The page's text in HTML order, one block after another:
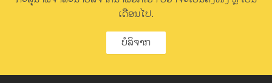
ເດືອນໄປ.
ບໍລິຈາກ